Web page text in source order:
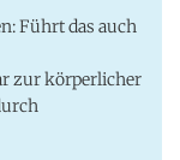
Führt das auch
zur körperlicher